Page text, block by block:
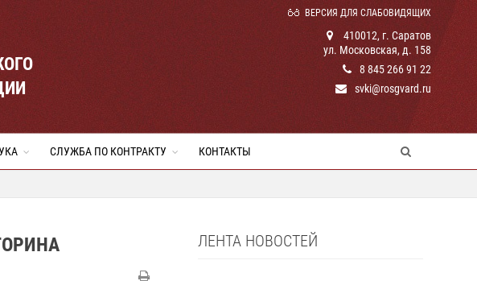
ВЕРСИЯ ДЛЯ СЛАБОВИДЯЩИХ
410012, г. Саратов
ул. Московская, д. 158
8 845 266 91 22
svki@rosgvard.ru
СЛУЖБА ПО КОНТРАКТУ КОНТАКТЫ
ЛЕНТА НОВОСТЕЙ